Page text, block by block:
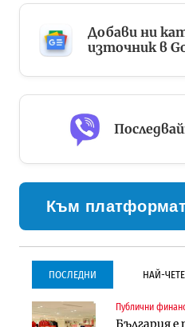
Добави ни
източник в
Към
ПОСЛЕДНИ НАЙ-
Публични
България
Градоустройство
Столична
Инфраструктура